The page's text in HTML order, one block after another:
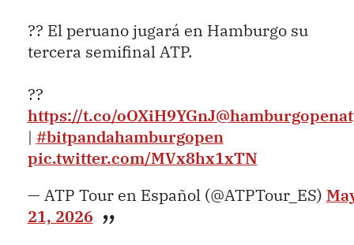
?? El peruano jugará en Hamburgo su
tercera semifinal ATP.
??
https://t.co/oOXiH9YGnJ
| #bitpandahamburgopen
pic.twitter.com/MVx8hx1xTN
— ATP Tour en Español (@ATPTour_ES)
21, 2026